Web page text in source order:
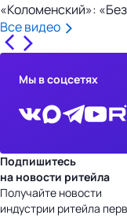
«Коломенский»:
Все видео
Мы в соцсетях
Подпишитесь
на новости ритейла
Получайте новости
индустрии ритейла